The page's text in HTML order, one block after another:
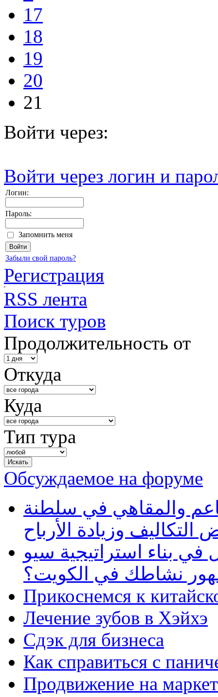
17
18
19
20
21
Войти через:
Войти через логин и
Логин:
Пароль:
Запомнить меня
Забыли свой пароль?
Регистрация
RSS лента
Поиск туров
Продолжительность от
Откуда
Куда
Тип тура
Обсуждаемое на форуме
والمقاهي في سلطنة
وزيادة الأرباح
بناء استراتيجية سيو
نشاطك في الكويت؟
Прикоснемся к
Лечение зубов в Хэйхэ
Сдэк для бизнеса
Как справиться с
Продвижение на